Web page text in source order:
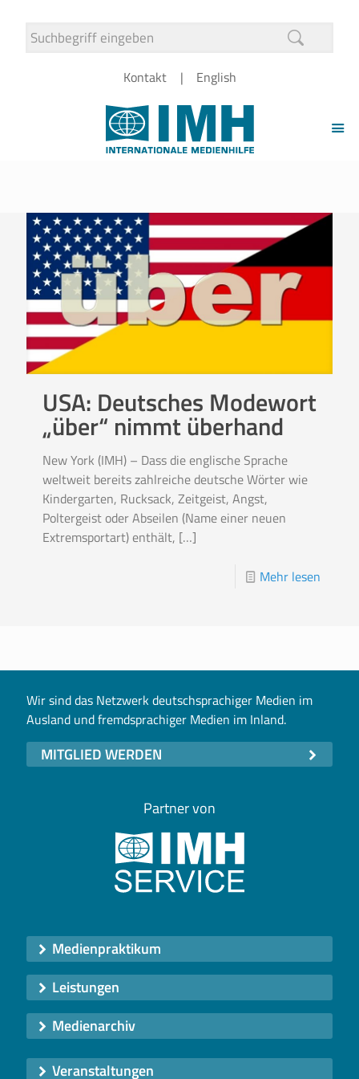
Kontakt English
USA: Deutsches Modewort
„über“ nimmt überhand
New York (IMH) – Dass die englische Sprache
weltweit bereits zahlreiche deutsche Wörter wie
Kindergarten, Rucksack, Zeitgeist, Angst,
Poltergeist oder Abseilen (Name einer neuen
Extremsportart) enthält, […]
Mehr lesen
Wir sind das Netzwerk deutschsprachiger Medien im
Ausland und fremdsprachiger Medien im Inland.
MITGLIED WERDEN
Partner von
Medienpraktikum
Leistungen
Medienarchiv
Veranstaltungen